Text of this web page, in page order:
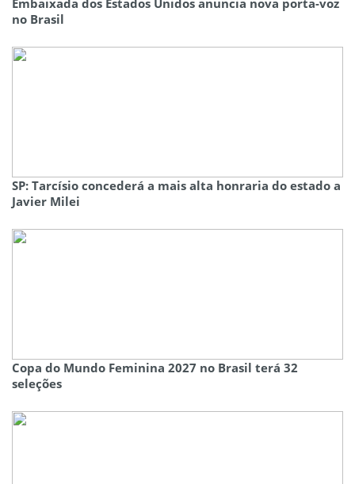
Embaixada dos Estados Unidos anuncia nova porta-voz
no Brasil
SP: Tarcísio concederá a mais alta honraria do estado a
Javier Milei
Copa do Mundo Feminina 2027 no Brasil terá 32
seleções